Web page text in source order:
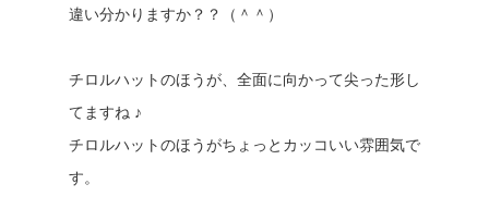
違い分かりますか？？（＾＾）
チロルハットのほうが、全面に向かって尖った形し
てますね ♪
チロルハットのほうがちょっとカッコいい雰囲気で
す。